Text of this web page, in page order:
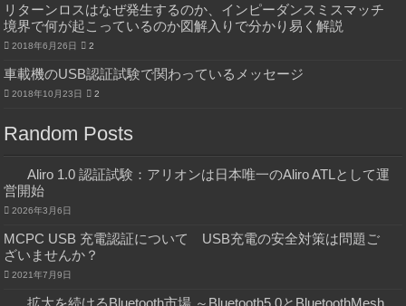
リターンロスはなぜ発生するのか、インピーダンスミスマッチ
境界で何が起こっているのか図解入りで分かり易く解説
2018年6月26日 2
車載機のUSB認証試験で関わっているメッセージ
2018年10月23日 2
Random Posts
Aliro 1.0 認証試験：アリオンは日本唯一のAliro ATLとして運
営開始
2026年3月6日
MCPC USB 充電認証について USB充電の安全対策は問題ご
ざいませんか？
2021年7月9日
拡大を続けるBluetooth市場 ～Bluetooth5.0とBluetoothMesh